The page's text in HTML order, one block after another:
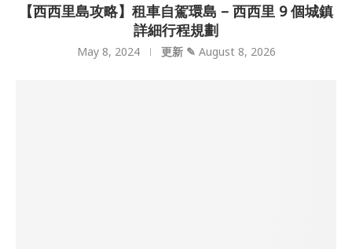
【西西里島攻略】租車自駕環島 – 西西里 9 個城鎮
詳細行程規劃
May 8, 2024 更新 ✎ August 8, 2026